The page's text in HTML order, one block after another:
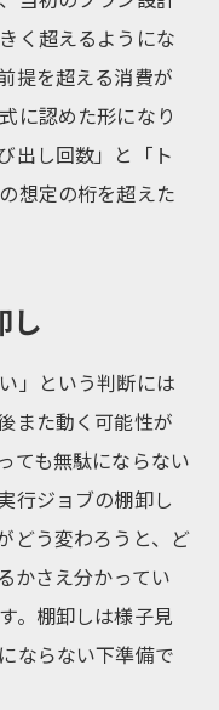
く超えるようにな
提を超える消費が
に認めた形になり
出し回数」と「ト
想定の桁を超えた
し
」という判断には
また動く可能性が
ても無駄にならない
行ジョブの棚卸し
どう変わろうと、ど
かさえ分かってい
。棚卸しは様子見
ならない下準備で